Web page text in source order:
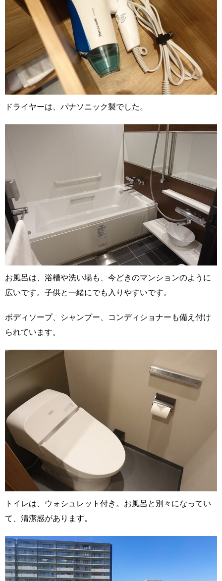
ドライヤーは、パナソニック製でした。
お風呂は、浴槽や洗い場も、今どきのマンションのように
広いです。子供と一緒にでも入りやすいです。
ボディソープ、シャンプー、コンディショナーも備え付け
られています。
トイレは、ウォシュレット付き。お風呂と別々になってい
て、清潔感があります。